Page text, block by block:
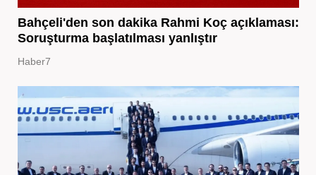
Bahçeli'den son dakika Rahmi Koç açıklaması:
Soruşturma başlatılması yanlıştır
Haber7